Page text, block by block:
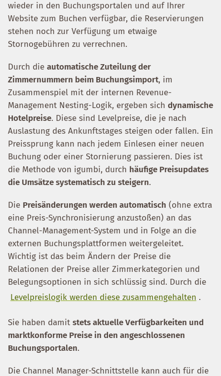
wieder in den Buchungsportalen und auf Ihrer
Website zum Buchen verfügbar, die Reservierungen
stehen noch zur Verfügung um etwaige
Stornogebühren zu verrechnen.
Durch die automatische Zuteilung der
Zimmernummern beim Buchungsimport, im
Zusammenspiel mit der internen Revenue-
Management Nesting-Logik, ergeben sich dynamische
Hotelpreise. Diese sind Levelpreise, die je nach
Auslastung des Ankunftstages steigen oder fallen. Ein
Preissprung kann nach jedem Einlesen einer neuen
Buchung oder einer Stornierung passieren. Dies ist
die Methode von igumbi, durch häufige Preisupdates
die Umsätze systematisch zu steigern.
Die Preisänderungen werden automatisch (ohne extra
eine Preis-Synchronisierung anzustoßen) an das
Channel-Management-System und in Folge an die
externen Buchungsplattformen weitergeleitet.
Wichtig ist das beim Ändern der Preise die
Relationen der Preise aller Zimmerkategorien und
Belegungsoptionen in sich schlüssig sind. Durch die
Levelpreislogik werden diese zusammengehalten .
Sie haben damit stets aktuelle Verfügbarkeiten und
marktkonforme Preise in den angeschlossenen
Buchungsportalen.
Die Channel Manager-Schnittstelle kann auch für die